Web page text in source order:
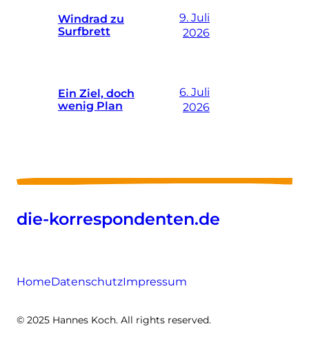
Windrad zu
Surfbrett
9. Juli
2026
Ein Ziel, doch
wenig Plan
6. Juli
2026
die-korrespondenten.de
HomeDatenschutzImpressum
© 2025 Hannes Koch. All rights reserved.